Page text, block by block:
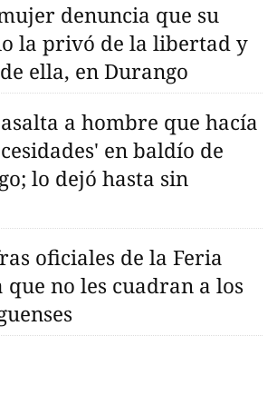
denuncia que su
la privó de la libertad y
ella, en Durango
a hombre que hacía
en baldío de
lo dejó hasta sin
oficiales de la Feria
no les cuadran a los